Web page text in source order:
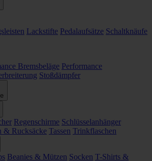
Lackstifte Pedalaufsätze Schaltknäufe
Bremsbeläge Performance
Stoßdämpfer
Regenschirme Schlüsselanhänger
& Rucksäcke Tassen Trinkflaschen
Beanies & Mützen Socken T-Shirts &